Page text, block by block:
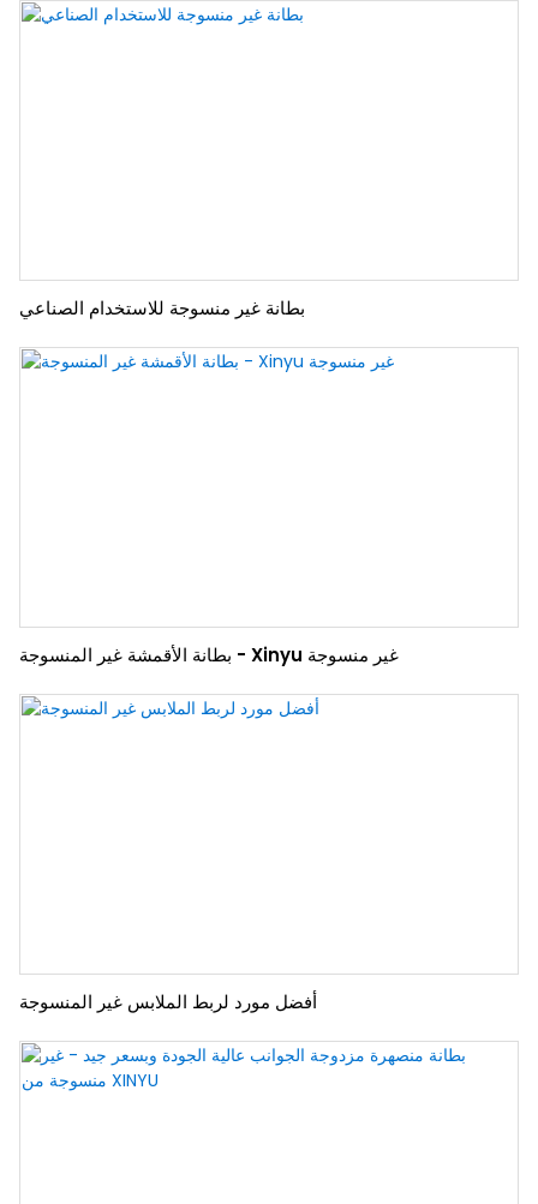
بطانة غير منسوجة للاستخدام الصناعي
بطانة الأقمشة غير المنسوجة - Xinyu غير منسوجة
أفضل مورد لربط الملابس غير المنسوجة